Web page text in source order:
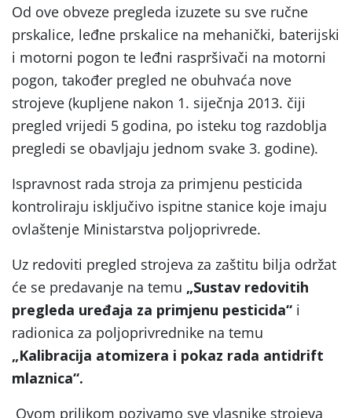
Od ove obveze pregleda izuzete su sve ručne
prskalice, leđne prskalice na mehanički, baterijski
i motorni pogon te leđni raspršivači na motorni
pogon, također pregled ne obuhvaća nove
strojeve (kupljene nakon 1. siječnja 2013. čiji
pregled vrijedi 5 godina, po isteku tog razdoblja
pregledi se obavljaju jednom svake 3. godine).
Ispravnost rada stroja za primjenu pesticida
kontroliraju isključivo ispitne stanice koje imaju
ovlaštenje Ministarstva poljoprivrede.
Uz redoviti pregled strojeva za zaštitu bilja održat
će se predavanje na temu „Sustav redovitih
pregleda uređaja za primjenu pesticida“ i
radionica za poljoprivrednike na temu
„Kalibracija atomizera i pokaz rada antidrift
mlaznica“.
Ovom prilikom pozivamo sve vlasnike strojeva